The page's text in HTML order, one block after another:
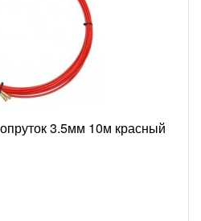
3.5мм 10м красный